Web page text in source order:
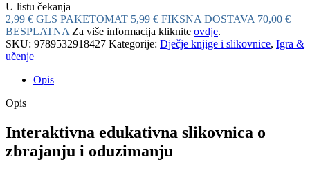
U listu čekanja
2,99 € GLS PAKETOMAT 5,99 € FIKSNA DOSTAVA 70,00 €
BESPLATNA Za više informacija kliknite ovdje.
SKU: 9789532918427 Kategorije: Dječje knjige i slikovnice, Igra &
učenje
Opis
Opis
Interaktivna edukativna slikovnica o
zbrajanju i oduzimanju